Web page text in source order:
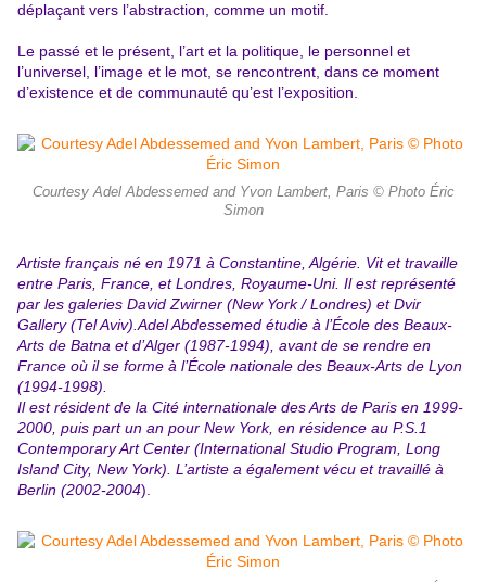
déplaçant vers l’abstraction, comme un motif.
Le passé et le présent, l’art et la politique, le personnel et
l’universel, l’image et le mot, se rencontrent, dans ce moment
d’existence et de communauté qu’est l’exposition.
Courtesy Adel Abdessemed and Yvon Lambert, Paris © Photo Éric
Simon
Artiste français né en 1971 à Constantine, Algérie. Vit et travaille
entre Paris, France, et Londres, Royaume-Uni. Il est représenté
par les galeries David Zwirner (New York / Londres) et Dvir
Gallery (Tel Aviv).Adel Abdessemed étudie à l’École des Beaux-
Arts de Batna et d’Alger (1987-1994), avant de se rendre en
France où il se forme à l’École nationale des Beaux-Arts de Lyon
(1994-1998).
Il est résident de la Cité internationale des Arts de Paris en 1999-
2000, puis part un an pour New York, en résidence au P.S.1
Contemporary Art Center (International Studio Program, Long
Island City, New York). L’artiste a également vécu et travaillé à
Berlin (2002-2004).